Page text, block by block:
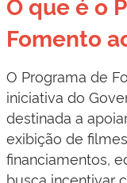
Fomento
O Programa de
iniciativa do
destinada a
exibição de
financiamentos,
busca incentivar